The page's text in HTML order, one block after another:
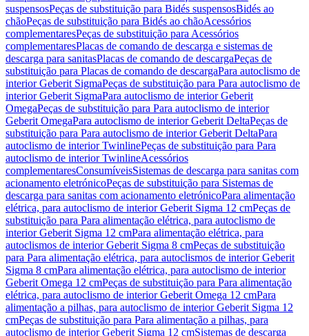
suspensosPeças de substituição para Bidés suspensosBidés ao
chãoPeças de substituição para Bidés ao chãoAcessórios
complementaresPeças de substituição para Acessórios
complementaresPlacas de comando de descarga e sistemas de
descarga para sanitasPlacas de comando de descargaPeças de
substituição para Placas de comando de descargaPara autoclismo de
interior Geberit SigmaPeças de substituição para Para autoclismo de
interior Geberit SigmaPara autoclismo de interior Geberit
OmegaPeças de substituição para Para autoclismo de interior
Geberit OmegaPara autoclismo de interior Geberit DeltaPeças de
substituição para Para autoclismo de interior Geberit DeltaPara
autoclismo de interior TwinlinePeças de substituição para Para
autoclismo de interior TwinlineAcessórios
complementaresConsumíveisSistemas de descarga para sanitas com
acionamento eletrónicoPeças de substituição para Sistemas de
descarga para sanitas com acionamento eletrónicoPara alimentação
elétrica, para autoclismo de interior Geberit Sigma 12 cmPeças de
substituição para Para alimentação elétrica, para autoclismo de
interior Geberit Sigma 12 cmPara alimentação elétrica, para
autoclismos de interior Geberit Sigma 8 cmPeças de substituição
para Para alimentação elétrica, para autoclismos de interior Geberit
Sigma 8 cmPara alimentação elétrica, para autoclismo de interior
Geberit Omega 12 cmPeças de substituição para Para alimentação
elétrica, para autoclismo de interior Geberit Omega 12 cmPara
alimentação a pilhas, para autoclismo de interior Geberit Sigma 12
cmPeças de substituição para Para alimentação a pilhas, para
autoclismo de interior Geberit Sigma 12 cmSistemas de descarga